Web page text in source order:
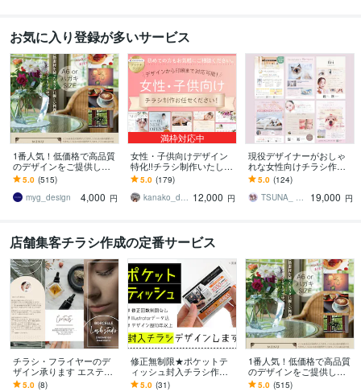
お気に入り登録が多いサービス
1番人気！低価格で高品質
のデザインをご提供しま
す A6/ハガキサイズ 個人
経営やサロン、ショップ
にオススメ！
5.0 (515)
myg_design
4,000 円
満枠対応中
女性・子供向けデザイン
特化!!チラシ制作いたしま
す 【シンプル・上品・お
しゃれなデザイン】初め
ての方大歓迎＾＾
5.0 (179)
kanako_design✴︎ 12,000 円
現役デザイナーがおしゃ
れな女性向けチラシ作成
します ペット、トリミン
グ、美容、クリニック、
サロン、エステなど
5.0 (124)
TSUNA_ design
19,000 円
店舗集客チラシ作成の定番サービス
チラシ・フライヤーのデ
ザイン承ります エステ・
美容室のチラシやフライ
5.0 (8)
修正無制限★ポケットテ
ィッシュ封入チラシ作り
ます イラレデータ込◎二
5.0 (31)
1番人気！低価格で高品質
のデザインをご提供しま
す A6/ハガキサイズ 個人
5.0 (515)